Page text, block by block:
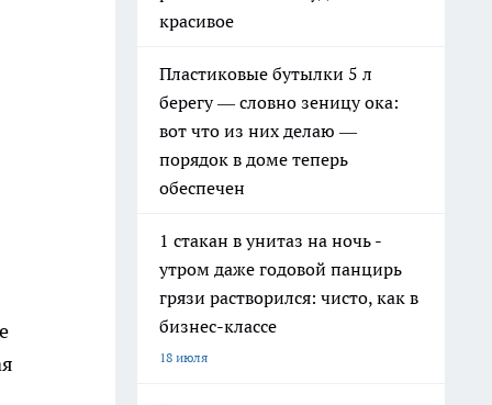
красивое
Пластиковые бутылки 5 л
берегу — словно зеницу ока:
вот что из них делаю —
порядок в доме теперь
обеспечен
1 стакан в унитаз на ночь -
утром даже годовой панцирь
грязи растворился: чисто, как в
бизнес-классе
18 июля